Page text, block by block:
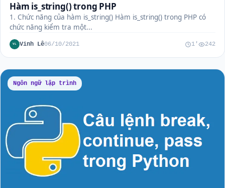
Hàm is_string() trong PHP
1. Chức năng của hàm is_string() Hàm is_string() trong PHP có
chức năng kiểm tra một...
VL Vinh Lê06/10/2021 1' 242
Ngôn ngữ lập trình